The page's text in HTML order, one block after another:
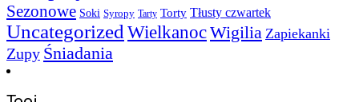
Sezonowe Soki Syropy Tarty Torty Tłusty czwartek
UncategorizedWielkanocWigilia Zapiekanki
Zupy Śniadania